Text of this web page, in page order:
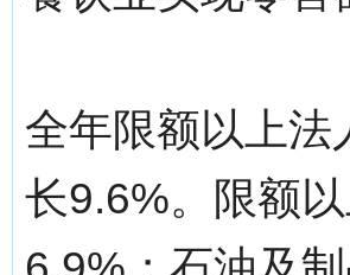
全年限额以上法
长9.6%。限额